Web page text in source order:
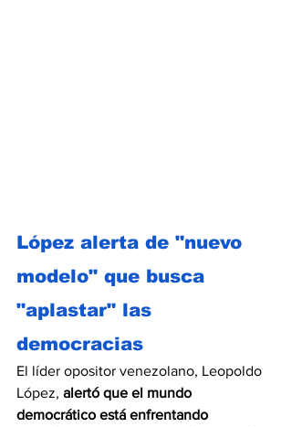
López alerta de "nuevo
modelo" que busca
"aplastar" las
democracias
El líder opositor venezolano, Leopoldo
López, alertó que el mundo
democrático está enfrentando